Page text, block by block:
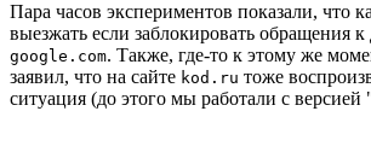
Пара часов экспериментов показали, что
выезжать если заблокировать обращения
google.com. Также, где-то к этому же
заявил, что на сайте kod.ru тоже
ситуация (до этого мы работали с версией